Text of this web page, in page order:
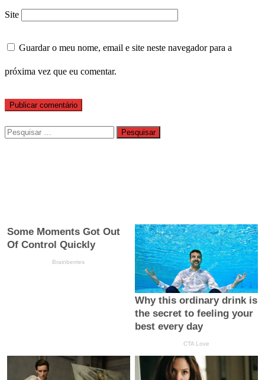
Site
Guardar o meu nome, email e site neste navegador para a
próxima vez que eu comentar.
Pesquisar
por: